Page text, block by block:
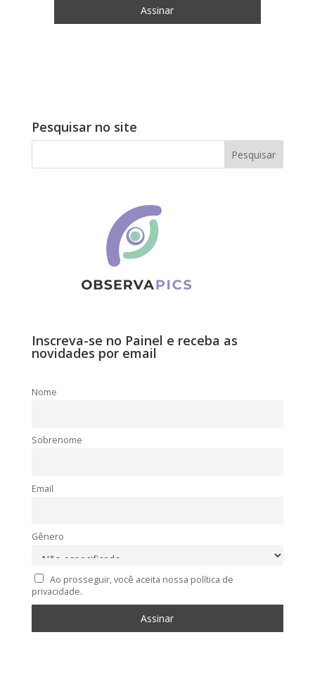
Pesquisar no site
Inscreva-se no Painel e receba as
novidades por email
Nome
Sobrenome
Email
Gênero
Ao prosseguir, você aceita nossa política de
privacidade.